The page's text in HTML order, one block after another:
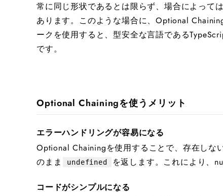
常に同じ形状であるとは限らず、場合によって
あります。このような場合に、Optional
ークを使用すると、型安全な言語である
です。
Optional Chainingを使うメリット
エラーハンドリングが容易になる
Optional Chainingを使用することで、存在しな
のまま
undefined を返します。これにより、
コードがシンプルになる